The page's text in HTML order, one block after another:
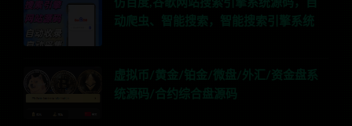
仿百度,谷歌网站搜索引擎系统源码，自
动爬虫、智能搜索，智能搜索引擎系统
虚拟币/黄金/铂金/微盘/外汇/资金盘系
统源码/合约综合盘源码